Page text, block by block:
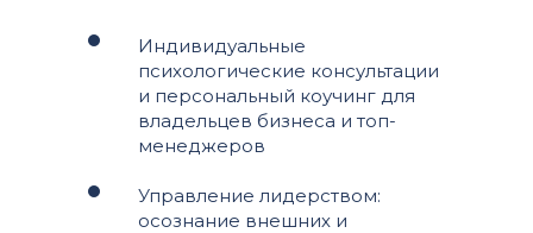
Индивидуальные
психологические консультации
и персональный коучинг для
владельцев бизнеса и топ-
менеджеров
Управление лидерством:
осознание внешних и